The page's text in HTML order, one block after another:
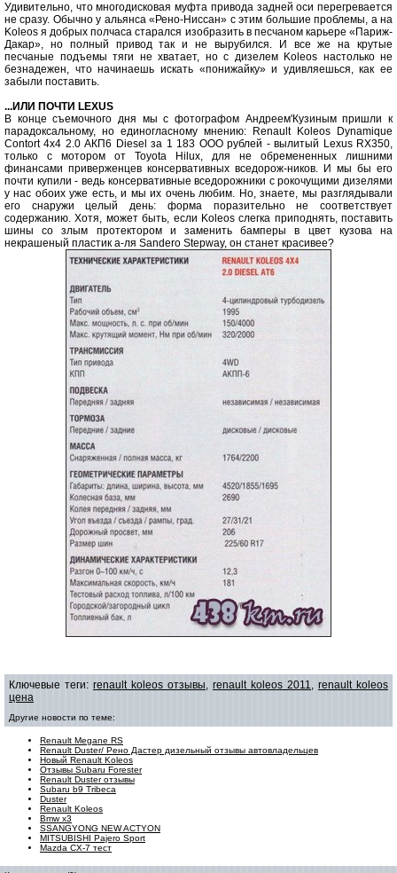
Удивительно, что многодисковая муфта привода задней оси перегревается
не сразу. Обычно у альянса «Рено-Ниссан» с этим большие проблемы, а на
Koleos я добрых полчаса старался изобразить в песчаном карьере «Париж-
Дакар», но полный привод так и не вырубился. И все же на крутые
песчаные подъемы тяги не хватает, но с дизелем Koleos настолько не
безнадежен, что начинаешь искать «понижайку» и удивляешься, как ее
забыли поставить.
...ИЛИ ПОЧТИ LEXUS
В конце съемочного дня мы с фотографом Андреем'Кузиным пришли к
парадоксальному, но единогласному мнению: Renault Koleos Dynamique
Contort 4x4 2.0 АКП6 Diesel за 1 183 ООО рублей - вылитый Lexus RX350,
только с мотором от Toyota Hilux, для не обремененных лишними
финансами приверженцев консервативных вседорож-ников. И мы бы его
почти купили - ведь консервативные вседорожники с рокочущими дизелями
у нас обоих уже есть, и мы их очень любим. Но, знаете, мы разглядывали
его снаружи целый день: форма поразительно не соответствует
содержанию. Хотя, может быть, если Koleos слегка приподнять, поставить
шины со злым протектором и заменить бамперы в цвет кузова на
некрашеный пластик а-ля Sandero Stepway, он станет красивее?
Ключевые теги: renault koleos отзывы, renault koleos 2011, renault koleos
цена
Другие новости по теме:
Renault Megane RS
Renault Duster/ Рено Дастер дизельный отзывы автовладельцев
Новый Renault Koleos
Отзывы Subaru Forester
Renault Duster отзывы
Subaru b9 Tribeca
Duster
Renault Koleos
Bmw х3
SSANGYONG NEW ACTYON
MITSUBISHI Pajero Sport
Mazda CX-7 тест